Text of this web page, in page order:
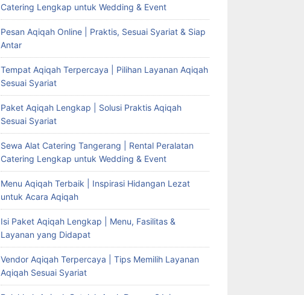
Catering Lengkap untuk Wedding & Event
Pesan Aqiqah Online | Praktis, Sesuai Syariat & Siap
Antar
Tempat Aqiqah Terpercaya | Pilihan Layanan Aqiqah
Sesuai Syariat
Paket Aqiqah Lengkap | Solusi Praktis Aqiqah
Sesuai Syariat
Sewa Alat Catering Tangerang | Rental Peralatan
Catering Lengkap untuk Wedding & Event
Menu Aqiqah Terbaik | Inspirasi Hidangan Lezat
untuk Acara Aqiqah
Isi Paket Aqiqah Lengkap | Menu, Fasilitas &
Layanan yang Didapat
Vendor Aqiqah Terpercaya | Tips Memilih Layanan
Aqiqah Sesuai Syariat